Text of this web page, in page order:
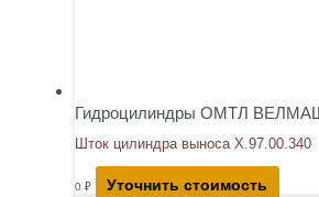
Гидроцилиндры ОМТЛ ВЕЛМАШ
Шток цилиндра выноса Х.97.00.340
0 ₽ Уточнить стоимость